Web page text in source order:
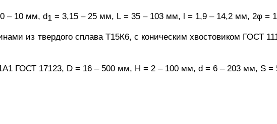
– 10 мм, d1 = 3,15 – 25 мм, L = 35 – 103 мм, l = 1,9 – 14,2 мм, 2φ =
из твердого сплава Т15К6, с коническим хвостовиком ГОСТ
ГОСТ 17123, D = 16 – 500 мм, Н = 2 – 100 мм, d = 6 – 203 мм, S =